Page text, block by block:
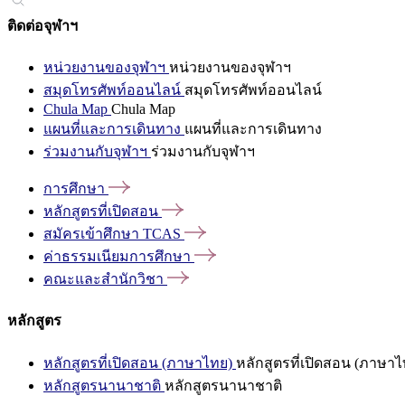
ติดต่อจุฬาฯ
หน่วยงานของจุฬาฯ หน่วยงานของจุฬาฯ
สมุดโทรศัพท์ออนไลน์ สมุดโทรศัพท์ออนไลน์
Chula Map Chula Map
แผนที่และการเดินทาง แผนที่และการเดินทาง
ร่วมงานกับจุฬาฯ ร่วมงานกับจุฬาฯ
การศึกษา
หลักสูตรที่เปิดสอน
สมัครเข้าศึกษา TCAS
ค่าธรรมเนียมการศึกษา
คณะและสำนักวิชา
หลักสูตร
หลักสูตรที่เปิดสอน (ภาษาไทย) หลักสูตรที่เปิดสอน (ภาษาไ
หลักสูตรนานาชาติ หลักสูตรนานาชาติ